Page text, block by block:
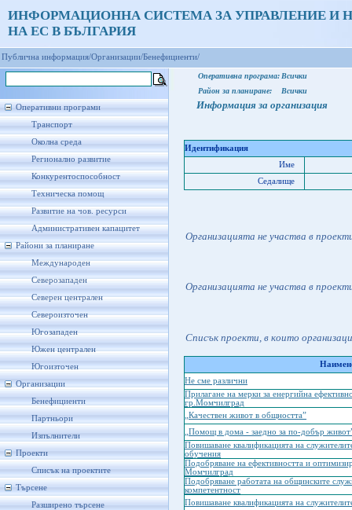
ИНФОРМАЦИОННА СИСТЕМА ЗА УПРАВЛЕНИЕ И
НА ЕС В БЪЛГАРИЯ
Публична информация/Организации/Бенефициенти/
Оперативни програми
Транспорт
Околна среда
Регионално развитие
Конкурентоспособност
Техническа помощ
Развитие на чов. ресурси
Административен капацитет
Райони за планиране
Международен
Северозападен
Северен централен
Североизточен
Югозападен
Южен централен
Югоизточен
Организации
Бенефициенти
Партньори
Изпълнители
Проекти
Списък на проектите
Търсене
Разширено търсене
Оперативна програма: Всички
Район за планиране:
Всички
Информация за организация
Идентификация
Име
Седалище
Организацията не участва в
Организацията не участва в
Списък проекти, в които
Не сме различни
Прилагане на мерки за енергийна
гр.Момчилград
„Качествен живот в общността”
„Помощ в дома - заедно за по-добър
Повишаване квалификацията на
обучения
Подобряване на ефективността и
Момчилград
Подобряване работата на общинските
компетентност
Повишаване квалификацията на